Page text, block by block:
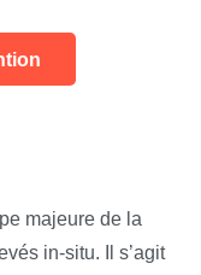
majeure de la
in-situ. Il s’agit